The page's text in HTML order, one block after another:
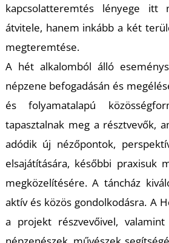
kapcsolatteremtés lényege itt
átvitele, hanem inkább a két
megteremtése.
A hét alkalomból álló
népzene befogadásán és
és folyamatalapú
tapasztalnak meg a résztvevők,
adódik új nézőpontok,
elsajátítására, későbbi praxisuk
megközelítésére. A táncház
aktív és közös gondolkodásra. A
a projekt részvevőivel,